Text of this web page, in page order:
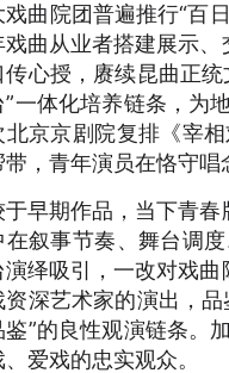
戏曲院团普遍推行“百
戏曲从业者搭建展示
传心授，赓续昆曲正
”一体化培养链条，为
北京京剧院复排《宰
带，青年演员在恪守
于早期作品，当下青
在叙事节奏、舞台调
演绎吸引，一改对戏
资深艺术家的演出，
鉴”的良性观演链条。
爱戏的忠实观众。